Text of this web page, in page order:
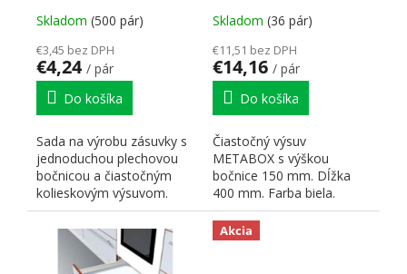
Skladom (500 pár)
€3,45 bez DPH
€4,24 / pár
Do košíka
Sada na výrobu zásuvky s
jednoduchou plechovou
bočnicou a čiastočným
kolieskovým výsuvom.
Menovitá dĺžka výsuvu
NL,...
Skladom (36 pár)
€11,51 bez DPH
€14,16 / pár
Do košíka
Čiastočný výsuv
METABOX s výškou
bočnice 150 mm. Dĺžka
400 mm. Farba biela.
Dynamická nosnosť 25 kg.
Čelné príchytky:...
Akcia